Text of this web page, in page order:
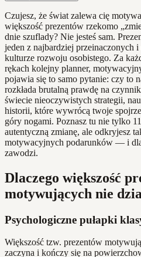
Czujesz, że świat zalewa cię
większość prezentów rzekomo
dnie szuflady? Nie jesteś sam.
jeden z najbardziej przeinaczonych
kulturze rozwoju osobistego. Za
rękach kolejny planner,
pojawia się to samo pytanie: czy to
rozkłada brutalną prawdę na
świecie nieoczywistych strategii,
historii, które wywrócą twoje
góry nogami. Poznasz tu nie tylko
autentyczną zmianę, ale odkryjesz
motywacyjnych podarunków — i
zawodzi.
Dlaczego większość
motywujących nie
Psychologiczne pułapki
Większość tzw. prezentów
zaczyna i kończy się na